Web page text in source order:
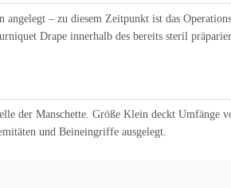
– zu diesem Zeitpunkt ist das
Drape innerhalb des bereits steril
der Manschette. Größe Klein deckt
und Beineingriffe ausgelegt.